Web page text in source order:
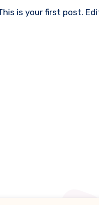
is your first post.